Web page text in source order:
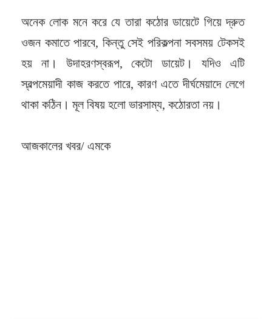
অনেক লোক মনে করে যে তারা কঠোর ডায়েটে গিয়ে দ্রুত
ওজন কমাতে পারবে, কিন্তু সেই পরিকল্পনা সবসময় টেকসই
হয় না। উদাহরণস্বরূপ, কেটো ডায়েট। যদিও এটি
স্বল্পমেয়াদী কাজ করতে পারে, কারণ এতে দীর্ঘমেয়াদে লেগে
থাকা কঠিন। মূল বিষয় হলো ভারসাম্য, কঠোরতা নয়।
আজকালের খবর/ এমকে